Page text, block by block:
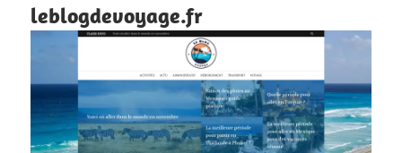
leblogdevoyage.fr